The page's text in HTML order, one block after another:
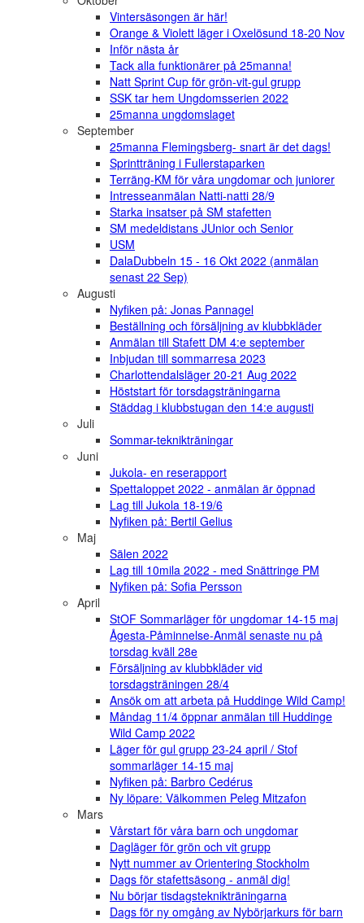
Vintersäsongen är här!
Orange & Violett läger i Oxelösund 18-20 Nov
Inför nästa år
Tack alla funktionärer på 25manna!
Natt Sprint Cup för grön-vit-gul grupp
SSK tar hem Ungdomsserien 2022
25manna ungdomslaget
September
25manna Flemingsberg- snart är det dags!
Sprintträning i Fullerstaparken
Terräng-KM för våra ungdomar och juniorer
Intresseanmälan Natti-natti 28/9
Starka insatser på SM stafetten
SM medeldistans JUnior och Senior
USM
DalaDubbeln 15 - 16 Okt 2022 (anmälan
senast 22 Sep)
Augusti
Nyfiken på: Jonas Pannagel
Beställning och försäljning av klubbkläder
Anmälan till Stafett DM 4:e september
Inbjudan till sommarresa 2023
Charlottendalsläger 20-21 Aug 2022
Höststart för torsdagsträningarna
Städdag i klubbstugan den 14:e augusti
Juli
Sommar-teknikträningar
Juni
Jukola- en reserapport
Spettaloppet 2022 - anmälan är öppnad
Lag till Jukola 18-19/6
Nyfiken på: Bertil Gelius
Maj
Sälen 2022
Lag till 10mila 2022 - med Snättringe PM
Nyfiken på: Sofia Persson
April
StOF Sommarläger för ungdomar 14-15 maj
Ågesta-Påminnelse-Anmäl senaste nu på
torsdag kväll 28e
Försäljning av klubbkläder vid
torsdagsträningen 28/4
Ansök om att arbeta på Huddinge Wild Camp!
Måndag 11/4 öppnar anmälan till Huddinge
Wild Camp 2022
Läger för gul grupp 23-24 april / Stof
sommarläger 14-15 maj
Nyfiken på: Barbro Cedérus
Ny löpare: Välkommen Peleg Mitzafon
Mars
Vårstart för våra barn och ungdomar
Dagläger för grön och vit grupp
Nytt nummer av Orientering Stockholm
Dags för stafettsäsong - anmäl dig!
Nu börjar tisdagsteknikträningarna
Dags för ny omgång av Nybörjarkurs för barn